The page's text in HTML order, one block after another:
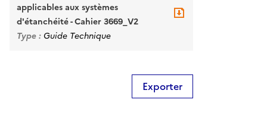
applicables aux systèmes
d'étanchéité - Cahier 3669_V2
Type :Guide Technique
Exporter